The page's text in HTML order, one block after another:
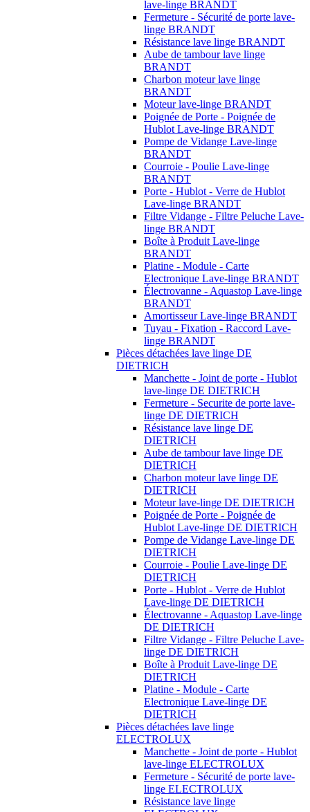
lave-linge BRANDT
Fermeture - Sécurité de porte lave-
linge BRANDT
Résistance lave linge BRANDT
Aube de tambour lave linge
BRANDT
Charbon moteur lave linge
BRANDT
Moteur lave-linge BRANDT
Poignée de Porte - Poignée de
Hublot Lave-linge BRANDT
Pompe de Vidange Lave-linge
BRANDT
Courroie - Poulie Lave-linge
BRANDT
Porte - Hublot - Verre de Hublot
Lave-linge BRANDT
Filtre Vidange - Filtre Peluche Lave-
linge BRANDT
Boîte à Produit Lave-linge
BRANDT
Platine - Module - Carte
Electronique Lave-linge BRANDT
Électrovanne - Aquastop Lave-linge
BRANDT
Amortisseur Lave-linge BRANDT
Tuyau - Fixation - Raccord Lave-
linge BRANDT
Pièces détachées lave linge DE
DIETRICH
Manchette - Joint de porte - Hublot
lave-linge DE DIETRICH
Fermeture - Securite de porte lave-
linge DE DIETRICH
Résistance lave linge DE
DIETRICH
Aube de tambour lave linge DE
DIETRICH
Charbon moteur lave linge DE
DIETRICH
Moteur lave-linge DE DIETRICH
Poignée de Porte - Poignée de
Hublot Lave-linge DE DIETRICH
Pompe de Vidange Lave-linge DE
DIETRICH
Courroie - Poulie Lave-linge DE
DIETRICH
Porte - Hublot - Verre de Hublot
Lave-linge DE DIETRICH
Électrovanne - Aquastop Lave-linge
DE DIETRICH
Filtre Vidange - Filtre Peluche Lave-
linge DE DIETRICH
Boîte à Produit Lave-linge DE
DIETRICH
Platine - Module - Carte
Electronique Lave-linge DE
DIETRICH
Pièces détachées lave linge
ELECTROLUX
Manchette - Joint de porte - Hublot
lave-linge ELECTROLUX
Fermeture - Sécurité de porte lave-
linge ELECTROLUX
Résistance lave linge